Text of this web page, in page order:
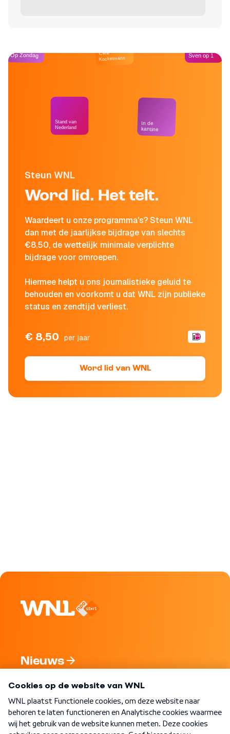
Steun WNL
Word lid. Het telt.
Waardeert u onze programma's? Steun WNL
dan met de jaarlijkse bijdrage van slechts
€8,50, de wettelijk minimale verplichte
bijdrage voor omroepen.
Hiermee helpt u ons journalistieke geluid te
behouden en voorkomt u dat WNL zijn publieke
status en zendtijd verliest.
€ 8,50 per jaar
Word lid van WNL
Op Zondag
Stand van
Nederland
Café
Kockelmann
In de
kantine
Sven op 1
Nieuws
Nieuwsbrief
Word Lid